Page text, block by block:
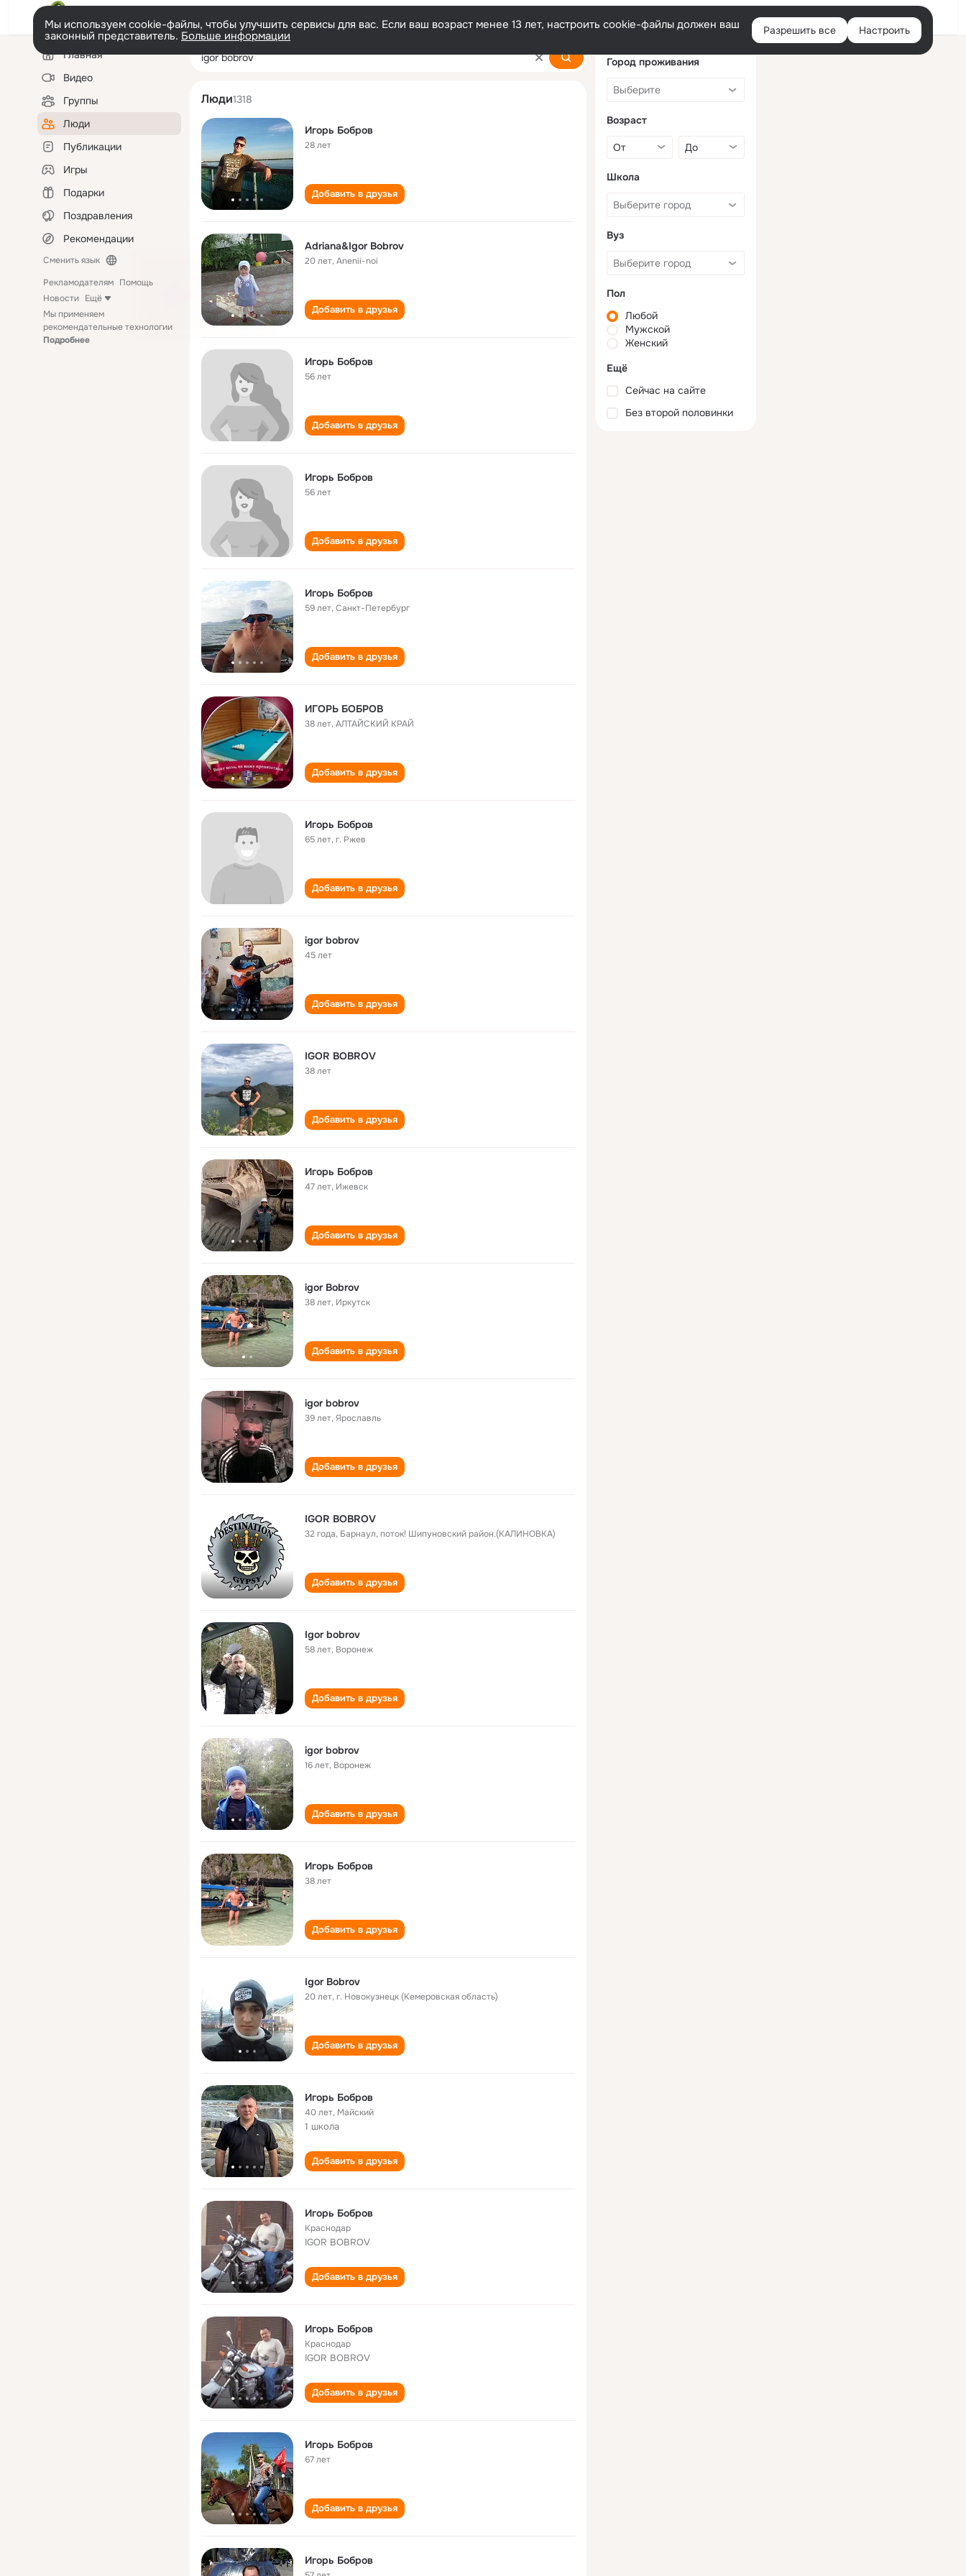
Войти
Мы используем cookie-файлы, чтобы улучшить сервисы для вас. Если ваш возраст менее 13 лет, настроить cookie-файлы должен ваш
законный представитель. Больше информации Разрешить все Настроить
Левая
колонкаГлавная
Видео
Группы
Люди
Публикации
Игры
Подарки
Поздравления
Рекомендации
Сменить язык
Рекламодателям Помощь
Новости Ещё
Мы применяем
рекомендательные технологии
Подробнее
igor bobrov
Люди1318
Игорь Бобров
28 лет
Добавить в друзья
Adriana&Igor Bobrov
20 лет,Anenii-noi
Добавить в друзья
Игорь Бобров
56 лет
Добавить в друзья
Игорь Бобров
56 лет
Добавить в друзья
Игорь Бобров
59 лет,Санкт-Петербург
Добавить в друзья
ИГОРЬ БОБРОВ
38 лет,АЛТАЙСКИЙ КРАЙ
Добавить в друзья
Игорь Бобров
65 лет,г. Ржев
Добавить в друзья
igor bobrov
45 лет
Добавить в друзья
IGOR BOBROV
38 лет
Добавить в друзья
Игорь Бобров
47 лет, Ижевск
Добавить в друзья
igor Bobrov
38 лет, Иркутск
Добавить в друзья
igor bobrov
39 лет,Ярославль
Добавить в друзья
IGOR BOBROV
32 года, Барнаул, поток! Шипуновский район.(КАЛИНОВКА)
Добавить в друзья
Igor bobrov
58 лет, Воронеж
Добавить в друзья
igor bobrov
16 лет, Воронеж
Добавить в друзья
Игорь Бобров
38 лет
Добавить в друзья
Igor Bobrov
20 лет,г. Новокузнецк (Кемеровская область)
Добавить в друзья
Игорь Бобров
40 лет, Майский
1 школа
Добавить в друзья
Игорь Бобров
Краснодар
IGOR BOBROV
Добавить в друзья
Игорь Бобров
Краснодар
IGOR BOBROV
Добавить в друзья
Игорь Бобров
67 лет
Добавить в друзья
Игорь Бобров
Город проживания
Возраст
Школа
Вуз
Пол
Любой
Мужской
Женский
Ещё
Сейчас на сайте
Без второй половинки